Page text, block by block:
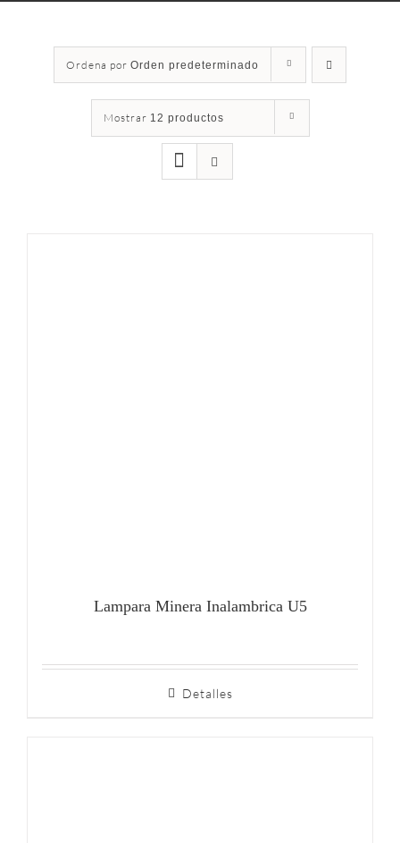
Ordena por Orden predeterminado
Mostrar 12 productos
Lampara Minera Inalambrica U5
Detalles